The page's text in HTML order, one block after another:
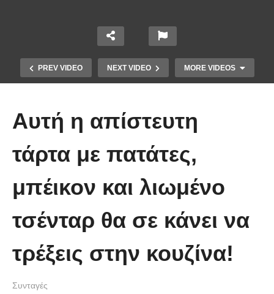
PREV VIDEO NEXT VIDEO MORE VIDEOS
Υγιεινό γλυκό ψυγείου χωρίς
υλικά, έτοιμο σε λίγα λεπτά
Αυτή η απίστευτη
τάρτα με πατάτες,
μπέικον και λιωμένο
τσένταρ θα σε κάνει να
τρέξεις στην κουζίνα!
Συνταγές